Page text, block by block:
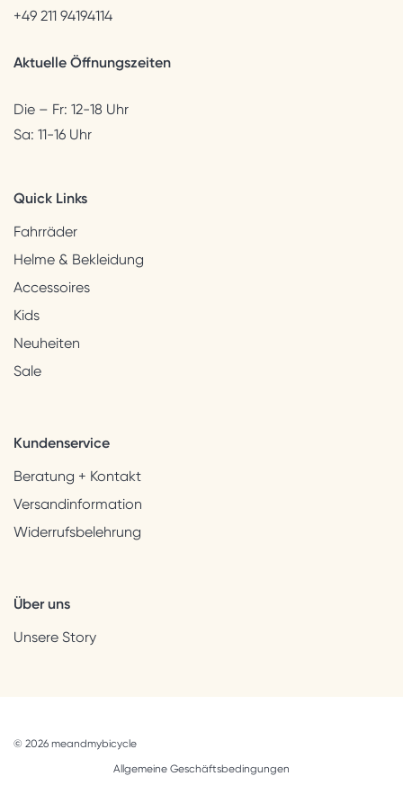
+49 211 94194114
Aktuelle Öffnungszeiten
Die – Fr: 12-18 Uhr
Sa: 11-16 Uhr
Quick Links
Fahrräder
Helme & Bekleidung
Accessoires
Kids
Neuheiten
Sale
Kundenservice
Beratung + Kontakt
Versandinformation
Widerrufsbelehrung
Über uns
Unsere Story
© 2026 meandmybicycle
Allgemeine Geschäftsbedingungen